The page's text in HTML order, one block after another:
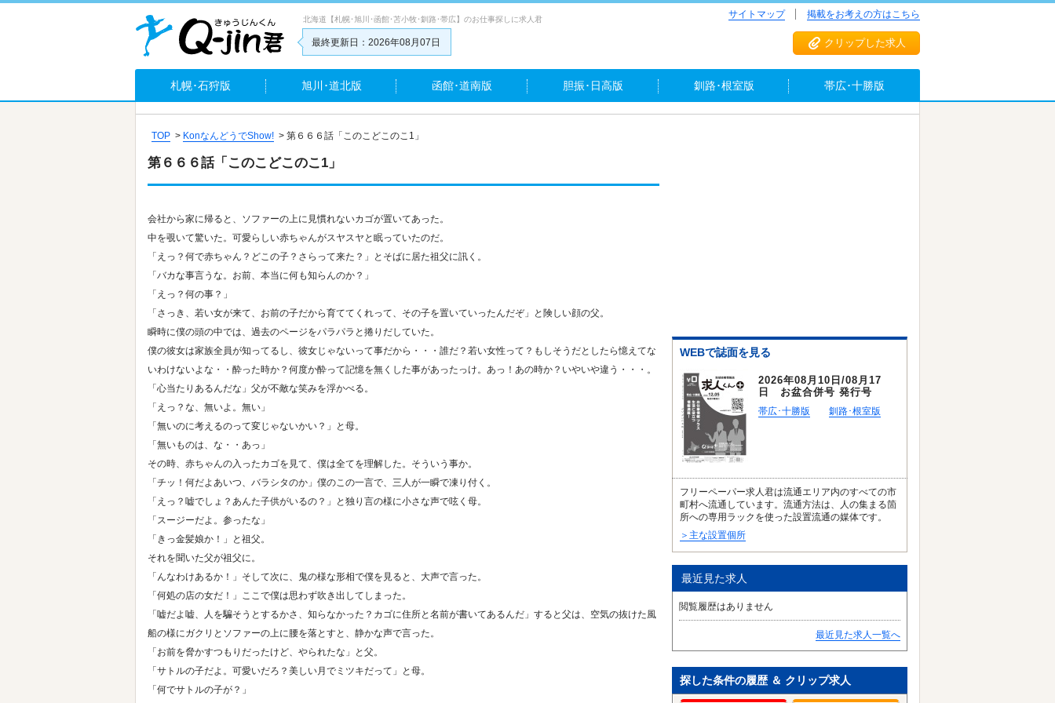
北海道【札幌･旭川･函館･苫小牧･釧路･帯広】のお仕事探しに求人君
最終更新日：2026年08月07日
サイトマップ 掲載をお考えの方はこちら
クリップした求人
札幌･石狩版 旭川･道北版 函館･道南版 胆振･日高版 釧路･根室版 帯広･十勝版
TOP > KonなんどうでShow! > 第６６６話「このこどこのこ1」
第６６６話「このこどこのこ1」
会社から家に帰ると、ソファーの上に見慣れないカゴが置いてあった。
中を覗いて驚いた。可愛らしい赤ちゃんがスヤスヤと眠っていたのだ。
「えっ？何で赤ちゃん？どこの子？さらって来た？」とそばに居た祖父に訊く。
「バカな事言うな。お前、本当に何も知らんのか？」
「えっ？何の事？」
「さっき、若い女が来て、お前の子だから育ててくれって、その子を置いていったんだぞ」と険しい顔の父。
瞬時に僕の頭の中では、過去のページをパラパラと捲りだしていた。
僕の彼女は家族全員が知ってるし、彼女じゃないって事だから・・・誰だ？若い女性って？もしそうだとしたら憶えてな
いわけないよな・・酔った時か？何度か酔って記憶を無くした事があったっけ。あっ！あの時か？いやいや違う・・・。
「心当たりあるんだな」父が不敵な笑みを浮かべる。
「えっ？な、無いよ。無い」
「無いのに考えるのって変じゃないかい？」と母。
「無いものは、な・・あっ」
その時、赤ちゃんの入ったカゴを見て、僕は全てを理解した。そういう事か。
「チッ！何だよあいつ、バラシタのか」僕のこの一言で、三人が一瞬で凍り付く。
「えっ？嘘でしょ？あんた子供がいるの？」と独り言の様に小さな声で呟く母。
「スージーだよ。参ったな」
「きっ金髪娘か！」と祖父。
それを聞いた父が祖父に。
「んなわけあるか！」そして次に、鬼の様な形相で僕を見ると、大声で言った。
「何処の店の女だ！」ここで僕は思わず吹き出してしまった。
「嘘だよ嘘、人を騙そうとするかさ、知らなかった？カゴに住所と名前が書いてあるんだ」すると父は、空気の抜けた風
船の様にガクリとソファーの上に腰を落とすと、静かな声で言った。
「お前を脅かすつもりだったけど、やられたな」と父。
「サトルの子だよ。可愛いだろ？美しい月でミツキだって」と母。
「何でサトルの子が？」
WEBで誌面を見る
2026年08月10日/08月17
日 お盆合併号 発行号
帯広･十勝版 釧路･根室版
フリーペーパー求人君は流通エリア内のすべての市
町村へ流通しています。流通方法は、人の集まる箇
所への専用ラックを使った設置流通の媒体です。
＞主な設置個所
最近見た求人
閲覧履歴はありません
最近見た求人一覧へ
探した条件の履歴 ＆ クリップ求人